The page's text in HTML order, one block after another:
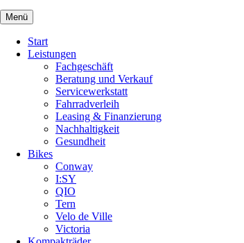
Menü
überspringen
Start
Leistungen
Fachgeschäft
Beratung und Verkauf
Servicewerkstatt
Fahrradverleih
Leasing & Finanzierung
Nachhaltigkeit
Gesundheit
Bikes
Conway
I:SY
QIO
Tern
Velo de Ville
Victoria